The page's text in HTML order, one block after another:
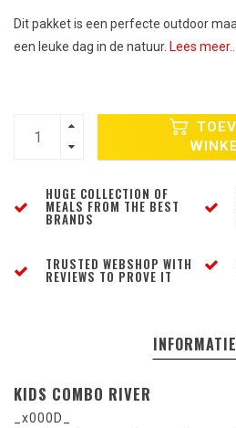
Dit pakket is een perfecte outdoor
een leuke dag in de natuur. Lees meer..
HUGE COLLECTION OF
MEALS FROM THE BEST
BRANDS
TRUSTED WEBSHOP WITH
REVIEWS TO PROVE IT
INFORMATIE
KIDS COMBO RIVER
_x000D_